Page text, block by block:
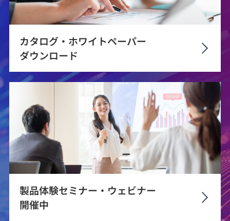
カタログ・ホワイトペーパー
ダウンロード
製品体験セミナー・ウェビナー
開催中